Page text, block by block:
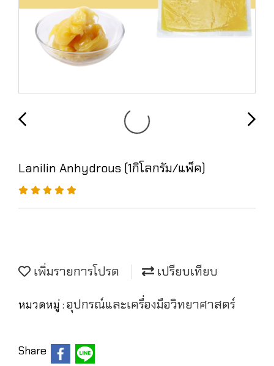
Lanilin Anhydrous (1กิโลกรัม/แพ็ค)
เพิ่มรายการโปรด เปรียบเทียบ
หมวดหมู่ : อุปกรณ์และเครื่องมือวิทยาศาสตร์
Share